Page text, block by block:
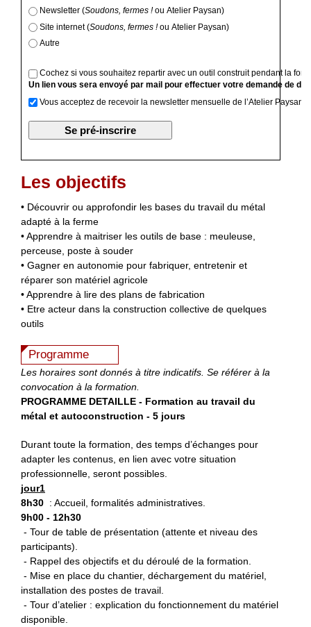
Newsletter (Soudons, fermes !ou Atelier Paysan)
Site internet (Soudons, fermes !ou Atelier Paysan)
Autre
Cochez si vous souhaitez repartir avec un outil construit pendant la
Un lien vous sera envoyé par mail pour effectuer votre demande de
Vous acceptez de recevoir la newsletter mensuelle de l’Atelier Paysan
Les objectifs
• Découvrir ou approfondir les bases du travail du métal
adapté à la ferme
• Apprendre à maitriser les outils de base : meuleuse,
perceuse, poste à souder
• Gagner en autonomie pour fabriquer, entretenir et
réparer son matériel agricole
• Apprendre à lire des plans de fabrication
• Etre acteur dans la construction collective de quelques
outils
Programme
Les horaires sont donnés à titre indicatifs. Se référer à la
convocation à la formation.
PROGRAMME DETAILLE - Formation au travail du
métal et autoconstruction - 5 jours
Durant toute la formation, des temps d’échanges pour
adapter les contenus, en lien avec votre situation
professionnelle, seront possibles.
jour1
8h30 : Accueil, formalités administratives.
9h00 - 12h30
- Tour de table de présentation (attente et niveau des
participants).
- Rappel des objectifs et du déroulé de la formation.
- Mise en place du chantier, déchargement du matériel,
installation des postes de travail.
- Tour d’atelier : explication du fonctionnement du matériel
disponible.